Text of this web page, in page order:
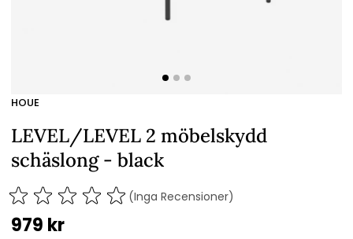
HOUE
LEVEL/LEVEL 2 möbelskydd
schäslong - black
(Inga Recensioner)
979 kr